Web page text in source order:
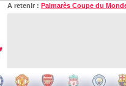
A retenir : Palmarès Coupe du